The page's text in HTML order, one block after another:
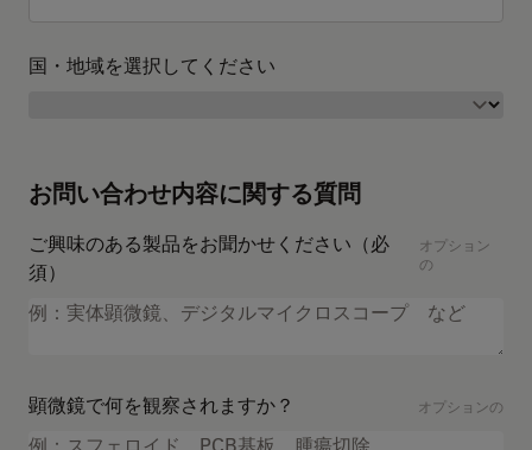
国・地域を選択してください
お問い合わせ内容に関する質問
ご興味のある製品をお聞かせください（必
須）
オプション
の
顕微鏡で何を観察されますか？ オプションの